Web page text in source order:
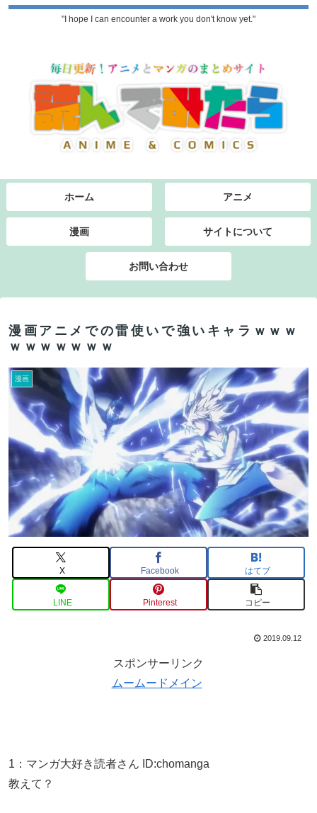
"I hope I can encounter a work you don't know yet."
ホーム アニメ
漫画 サイトについて
お問い合わせ
漫画アニメでの雷使いで強いキャラｗｗｗ
ｗｗｗｗｗｗｗ
漫画
X Facebook はてブ
LINE Pinterest コピー
2019.09.12
スポンサーリンク
ムームードメイン
1 ： マンガ大好き読者さん ID:chomanga
教えて？